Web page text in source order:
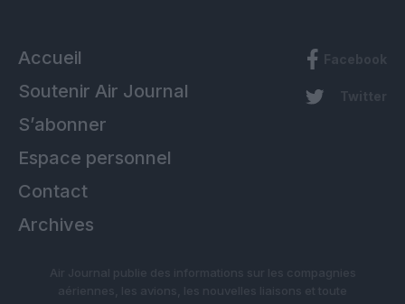
Accueil
Soutenir Air Journal
S’abonner
Espace personnel
Contact
Archives